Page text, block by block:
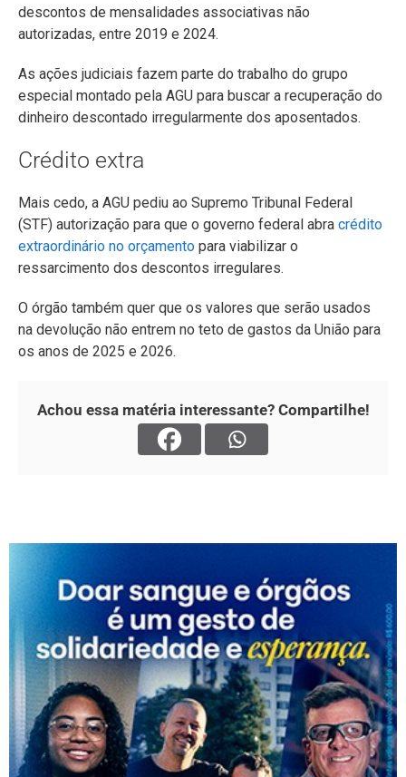
descontos de mensalidades associativas não
autorizadas, entre 2019 e 2024.
As ações judiciais fazem parte do trabalho do grupo
especial montado pela AGU para buscar a recuperação do
dinheiro descontado irregularmente dos aposentados.
Crédito extra
Mais cedo, a AGU pediu ao Supremo Tribunal Federal
(STF) autorização para que o governo federal abra crédito
extraordinário no orçamento para viabilizar o
ressarcimento dos descontos irregulares.
O órgão também quer que os valores que serão usados
na devolução não entrem no teto de gastos da União para
os anos de 2025 e 2026.
Achou essa matéria interessante? Compartilhe!